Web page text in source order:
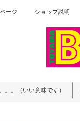
ージ ショップ説明
。。（いい意味です）